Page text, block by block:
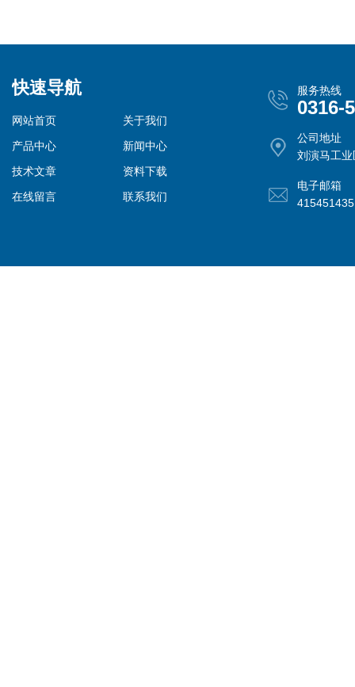
快速导航
网站首页
关于我们
产品中心
新闻中心
技术文章
资料下载
在线留言
联系我们
服务热线
0316-
公司地址
刘演马工业
电子邮箱